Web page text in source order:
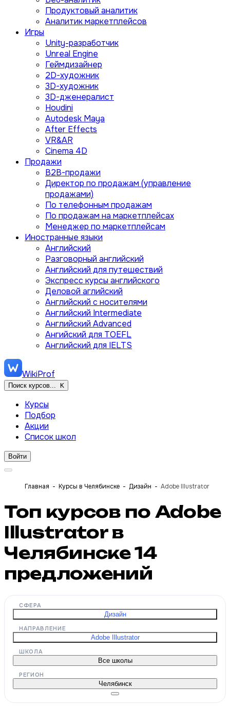
Продуктовый аналитик
Аналитик маркетплейсов
Игры
Unity-разработчик
Unreal Engine
Геймдизайнер
2D-художник
3D-художник
3D-дженералист
Houdini
Autodesk Maya
After Effects
VR&AR
Cinema 4D
Продажи
B2B-продажи
Директор по продажам (управление
продажами)
По телефонным продажам
По продажам на маркетплейсах
Менеджер по маркетплейсам
Иностранные языки
Английский
Разговорный английский
Английский для путешествий
Экспресс курсы английского
Деловой аглийский
Английский с носителями
Английский Intermediate
Английский Advanced
Ангийский для TOEFL
Английский для IELTS
WikiProf
Поиск курсов... K
Курсы
Подбор
Акции
Список школ
Войти
Главная Курсы в Челябинске Дизайн Adobe Illustrator
Топ курсов по Adobe
Illustrator в
Челябинске14
предложений
СФЕРА
Дизайн
НАПРАВЛЕНИЕ
Adobe Illustrator
ШКОЛА
Все школы
РЕГИОН
Челябинск